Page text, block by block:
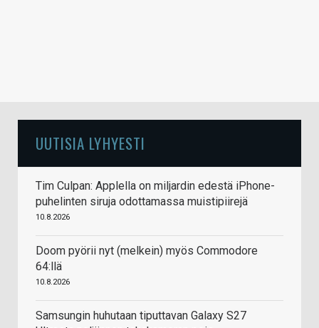
UUTISIA LYHYESTI
Tim Culpan: Applella on miljardin edestä iPhone-
puhelinten siruja odottamassa muistipiirejä
10.8.2026
Doom pyörii nyt (melkein) myös Commodore
64:llä
10.8.2026
Samsungin huhutaan tiputtavan Galaxy S27